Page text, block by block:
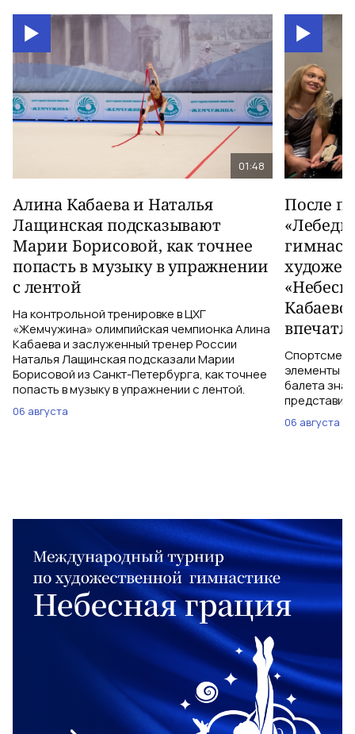
01:48
Алина Кабаева и Наталья
Лащинская подсказывают
Марии Борисовой, как точнее
попасть в музыку в упражнении
с лентой
На контрольной тренировке в ЦХГ
«Жемчужина» олимпийская чемпионка Алина
Кабаева и заслуженный тренер России
Наталья Лащинская подсказали Марии
Борисовой из Санкт-Петербурга, как точнее
попасть в музыку в упражнении с лентой.
06 августа
После
элементы
балета
06 августа